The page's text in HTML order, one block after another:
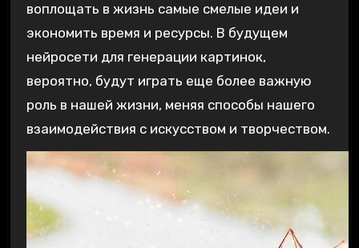
воплощать в жизнь самые смелые идеи и
экономить время и ресурсы. В будущем
нейросети для генерации картинок,
вероятно, будут играть еще более важную
роль в нашей жизни, меняя способы нашего
взаимодействия с искусством и творчеством.